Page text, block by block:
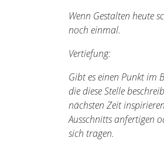
Wenn Gestalten heute
noch einmal.
Vertiefung:
Gibt es einen Punkt im
die diese Stelle
nächsten Zeit
Ausschnitts anfertigen
sich tragen.